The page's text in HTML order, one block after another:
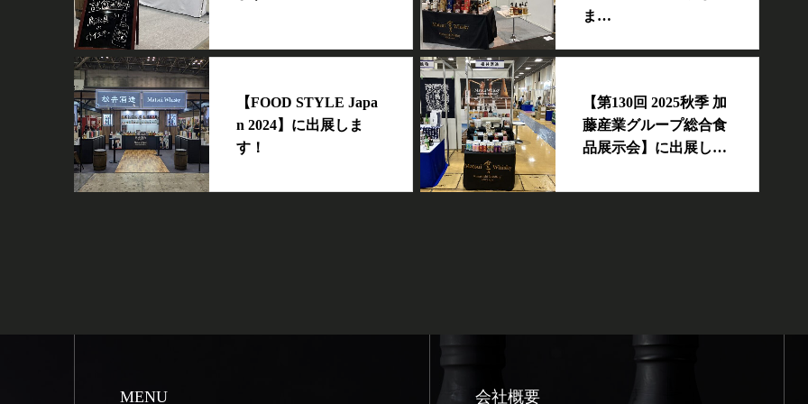
ま…
【FOOD STYLE Japa
n 2024】に出展しま
す！
【第130回 2025秋季 加
藤産業グループ総合食
品展示会】に出展し…
MENU 会社概要